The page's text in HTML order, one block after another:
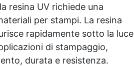
Compatibilità Universale:
Funziona con gel e resine
compatibili con LED e UV,
perfetta anche per la Nail
Art.
resina UV richiede una
per stampi. La resina
rapidamente sotto la luce
di stampaggio,
durata e resistenza.